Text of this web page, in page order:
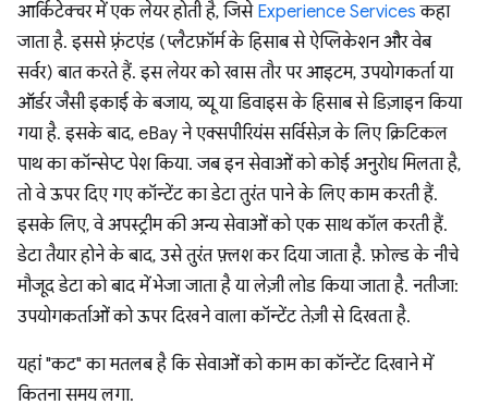
आर्किटेक्चर में एक लेयर होती है, जिसे Experience Services कहा
जाता है. इससे फ़्रंटएंड (प्लैटफ़ॉर्म के हिसाब से ऐप्लिकेशन और वेब
सर्वर) बात करते हैं. इस लेयर को खास तौर पर आइटम, उपयोगकर्ता या
ऑर्डर जैसी इकाई के बजाय, व्यू या डिवाइस के हिसाब से डिज़ाइन किया
गया है. इसके बाद, eBay ने एक्सपीरियंस सर्विसेज़ के लिए क्रिटिकल
पाथ का कॉन्सेप्ट पेश किया. जब इन सेवाओं को कोई अनुरोध मिलता है,
तो वे ऊपर दिए गए कॉन्टेंट का डेटा तुरंत पाने के लिए काम करती हैं.
इसके लिए, वे अपस्ट्रीम की अन्य सेवाओं को एक साथ कॉल करती हैं.
डेटा तैयार होने के बाद, उसे तुरंत फ़्लश कर दिया जाता है. फ़ोल्ड के नीचे
मौजूद डेटा को बाद में भेजा जाता है या लेज़ी लोड किया जाता है. नतीजा:
उपयोगकर्ताओं को ऊपर दिखने वाला कॉन्टेंट तेज़ी से दिखता है.
यहां "कट" का मतलब है कि सेवाओं को काम का कॉन्टेंट दिखाने में
कितना समय लगा.